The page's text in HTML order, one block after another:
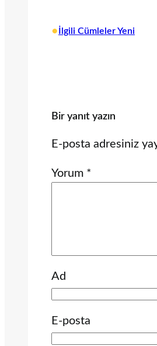
• İlgili Cümleler Yeni
Bir yanıt yazın
E-posta adresiniz
Yorum *
Ad
E-posta